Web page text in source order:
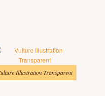
Illustration Transparent